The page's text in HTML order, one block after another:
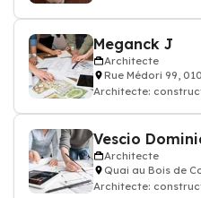
Meganck J
Architecte
Rue Médori 99,
Architecte:
Vescio
Architecte
Quai au Bois de
Architecte: